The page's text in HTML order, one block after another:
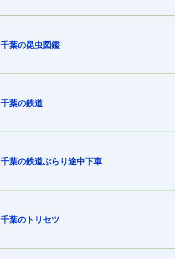
千葉の昆虫図鑑
千葉の鉄道
千葉の鉄道ぶらり途中下車
千葉のトリセツ